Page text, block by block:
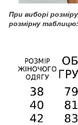
При виборі
розмірну таблицю: